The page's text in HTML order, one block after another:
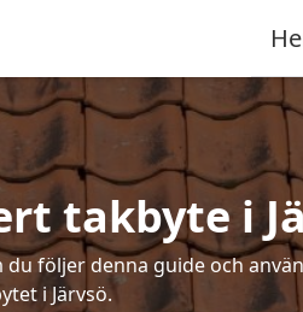
takbyte i
följer denna guide och
i Järvsö.